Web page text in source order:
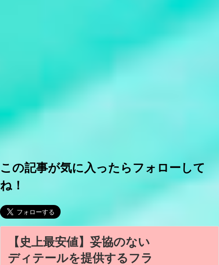
この記事が気に入ったらフォローして
ね！
【史上最安値】妥協のない
ディテールを提供するフラ